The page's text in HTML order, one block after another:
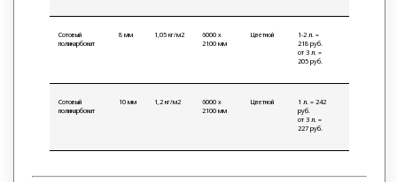
Сотовый
поликарбонат
8 мм 1,05 кг/м2
6000 х
2100 мм
Цветной
1-2 л. =
218 руб.
от 3 л. =
205 руб.
Сотовый
поликарбонат
10 мм 1,2 кг/м2
6000 х
2100 мм
Цветной
1 л. = 242
руб.
от 3 л. =
227 руб.